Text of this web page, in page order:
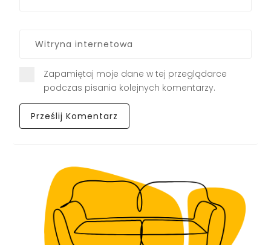
Zapamiętaj moje dane w tej przeglądarce
podczas pisania kolejnych komentarzy.